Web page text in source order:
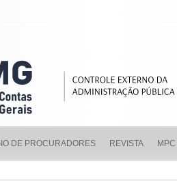
DE PROCURADORES REVISTA